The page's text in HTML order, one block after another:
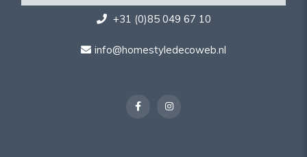
+31 (0)85 049 67 10
info@homestyledecoweb.nl